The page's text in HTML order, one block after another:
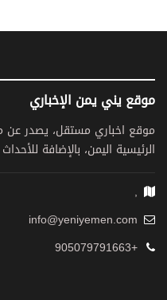
موقع يني يمن الإخباري
موقع اخباري مستقل، يصدر عن
الرئيسية اليمن، بالإضافة
,
info@yeniyemen.com
+905079791663